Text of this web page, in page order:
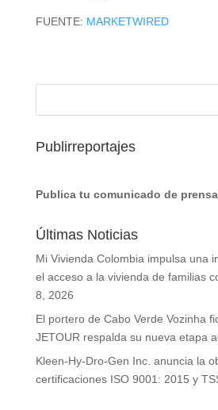
FUENTE: MARKETWIRED
Publirreportajes
Publica tu comunicado de
Últimas Noticias
Mi Vivienda Colombia impulsa una
el acceso a la vivienda de familias
8, 2026
El portero de Cabo Verde Vozinha
JETOUR respalda su nueva etapa
Kleen-Hy-Dro-Gen Inc. anuncia la
certificaciones ISO 9001: 2015 y